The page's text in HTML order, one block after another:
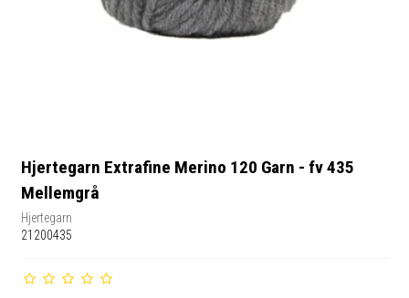
Hjertegarn Extrafine Merino 120 Garn - fv 435
Mellemgrå
Hjertegarn
21200435